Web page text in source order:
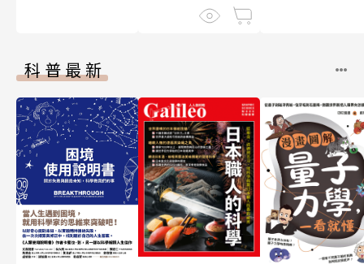
科普最新